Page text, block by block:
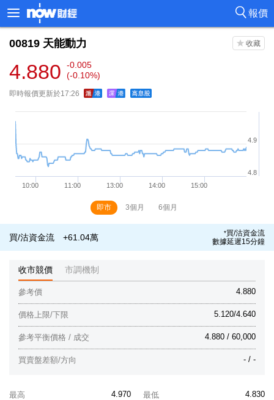
報價
00819 天能動力
4.880
-0.005
(-0.10%)
即時報價更新於17:26
即市 3個月 6個月
買/沽資金流 +61.04萬 *買/沽資金流
數據延遲15分鐘
收市競價 市調機制
4.880
參考價
5.120/4.640
價格上限/下限
4.880 / 60,000
參考平衡價格 / 成交
- / -
買賣盤差額/方向
4.970
最高 4.830
最低